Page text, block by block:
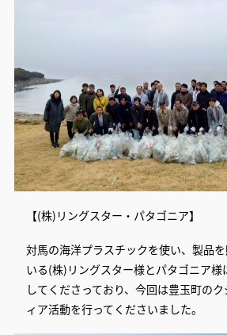
【(株)リングスター・パタゴニア】
対馬の海洋プラスチックを使い、製品
いる(株)リングスター様とパタゴニア
してくださっており、今回は豊玉町の
ィア活動を行ってくださいました。